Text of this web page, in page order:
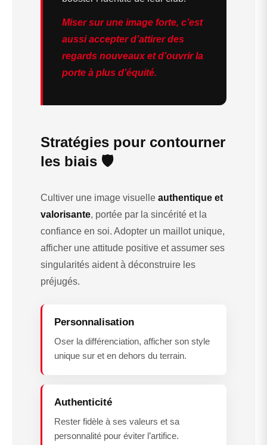
Miser sur une image forte, c’est
aussi accepter d’attirer des
regards nouveaux et d’ouvrir la
porte à plus d’équité.
Stratégies pour contourner
les biais 🛡️
Cultiver une image visuelle authentique et
valorisante, portée par la sincérité et la
confiance en soi. Adopter un maillot unique,
afficher une attitude positive et assumer ses
singularités aident à déconstruire les
préjugés.
Personnalisation
Oser la différenciation, afficher son style
unique sur et en dehors du terrain.
Authenticité
Rester fidèle à ses valeurs et sa
personnalité pour éviter l’artifice.